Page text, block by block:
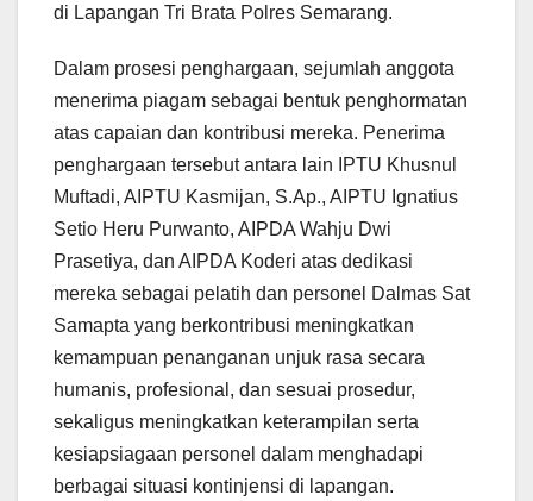
di Lapangan Tri Brata Polres Semarang.
Dalam prosesi penghargaan, sejumlah anggota
menerima piagam sebagai bentuk penghormatan
atas capaian dan kontribusi mereka. Penerima
penghargaan tersebut antara lain IPTU Khusnul
Muftadi, AIPTU Kasmijan, S.Ap., AIPTU Ignatius
Setio Heru Purwanto, AIPDA Wahju Dwi
Prasetiya, dan AIPDA Koderi atas dedikasi
mereka sebagai pelatih dan personel Dalmas Sat
Samapta yang berkontribusi meningkatkan
kemampuan penanganan unjuk rasa secara
humanis, profesional, dan sesuai prosedur,
sekaligus meningkatkan keterampilan serta
kesiapsiagaan personel dalam menghadapi
berbagai situasi kontinjensi di lapangan.